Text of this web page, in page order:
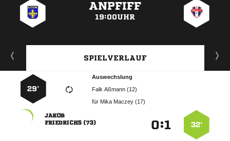
ANPFIFF
19:00UHR
SPIELVERLAUF
Auswechslung
  
für   
29’
32’
:

 